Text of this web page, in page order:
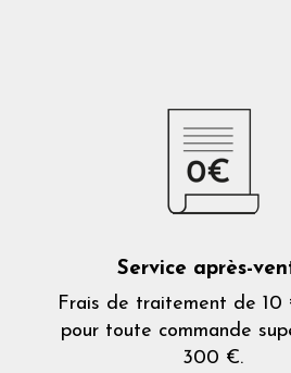
Service après-
Frais de traitement de
pour toute commande
300 €.